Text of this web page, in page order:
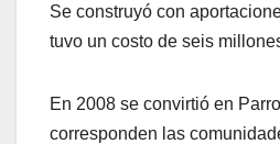
Se construyó con
tuvo un costo de seis
En 2008 se convirtió en
corresponden las